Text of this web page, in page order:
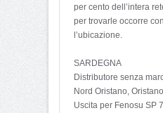
per cento dell’intera
per trovarle occorre
l’ubicazione.
SARDEGNA
Distributore senza
Nord Oristano,
Uscita per Fenosu SP